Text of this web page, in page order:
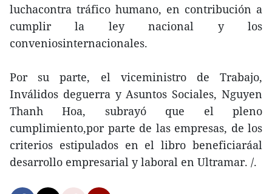
luchacontra tráfico humano, en contribución a
cumplir la ley nacional y los
conveniosinternacionales.
Por su parte, el viceministro de Trabajo,
Inválidos deguerra y Asuntos Sociales, Nguyen
Thanh Hoa, subrayó que el pleno
cumplimiento,por parte de las empresas, de los
criterios estipulados en el libro beneficiaráal
desarrollo empresarial y laboral en Ultramar. /.